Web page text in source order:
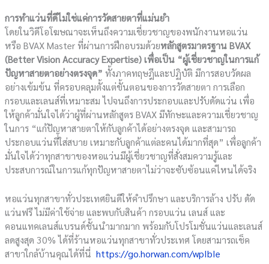
การทำแว่นที่ดีไม่ใช่แค่การวัดสายตาที่แม่นยำ
โดยในวิดีโอโฆษณาจะเห็นถึงความเชี่ยวชาญของพนักงานหอแว่น
หรือ BVAX Master ที่ผ่านการฝึกอบรมด้วยหลักสูตรมาตรฐานBVAX
(Better Vision Accuracy Expertise)เพื่อเป็น “ผู้เชี่ยวชาญในการแก้
ปัญหาสายตาอย่างตรงจุด” ทั้งภาคทฤษฎีและปฏิบัติ มีการสอบวัดผล
อย่างเข้มข้น ที่ครอบคลุมตั้งแต่ขั้นตอนของการวัดสายตา การเลือก
กรอบและเลนส์ที่เหมาะสม ไปจนถึงการประกอบและปรับดัดแว่น เพื่อ
ให้ลูกค้ามั่นใจได้ว่าผู้ที่ผ่านหลักสูตร BVAX มีทักษะและความเชี่ยวชาญ
ในการ “แก้ปัญหาสายตาให้กับลูกค้าได้อย่างตรงจุด และสามารถ
ประกอบแว่นที่ใส่สบาย เหมาะกับลูกค้าแต่ละคนได้มากที่สุด” เพื่อลูกค้า
มั่นใจได้ว่าทุกสาขาของหอแว่นมีผู้เชี่ยวชาญที่สั่งสมความรู้และ
ประสบการณ์ในการแก้ทุกปัญหาสายตาไม่ว่าจะซับซ้อนแค่ไหนได้จริง
หอแว่นทุกสาขาทั่วประเทศยินดีให้คำปรึกษา และบริการล้าง ปรับ ดัด
แว่นฟรี ไม่มีค่าใช้จ่าย และพบกับสินค้า กรอบแว่น เลนส์ และ
คอนแทคเลนส์แบรนด์ชั้นนำมากมาก พร้อมกับโปรโมชั่นแว่นและเลนส์
ลดสูงสุด 30% ได้ที่ร้านหอแว่นทุกสาขาทั่วประเทศ โดยสามารถเช็ค
สาขาใกล้บ้านคุณได้ที่นี่https://go.horwan.com/wpIbIe